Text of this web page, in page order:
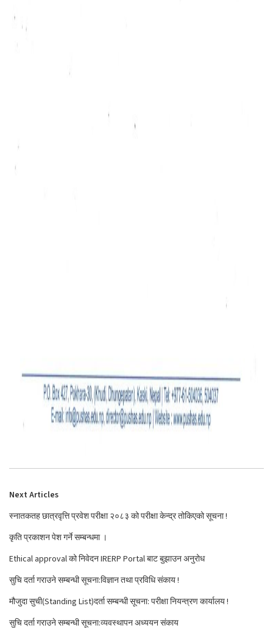
Next Articles
स्नातकतह छात्रवृत्ति प्रवेश परीक्षा २०८३ को परीक्षा केन्द्र तोकिएको सूचना !
कृति प्रकाशन पेश गर्ने सम्बन्धमा ।
Ethical approval को निवेदन IRERP Portal बाट बुझाउन अनुरोध
सुचि दर्ता गराउने सम्बन्धी सूचना:विज्ञान तथा प्रविधि संकाय !
मौजुदा सुची(Standing List)दर्ता सम्बन्धी सूचना: परीक्षा नियन्त्रण कार्यालय !
सुचि दर्ता गराउने सम्बन्धी सूचना:व्यवस्थापन अध्ययन संकाय